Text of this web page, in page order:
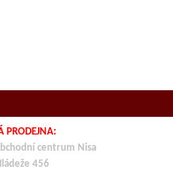
PRODEJNA:
centrum Nisa
456